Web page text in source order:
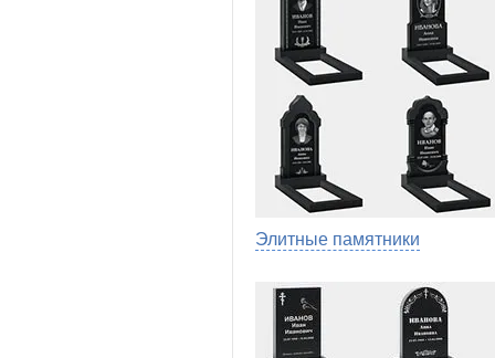
Элитные памятники